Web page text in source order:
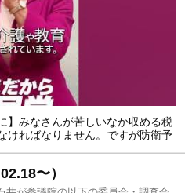
】みなさんが苦しいなか収める税
ければなりません。ですが防衛予
〜）